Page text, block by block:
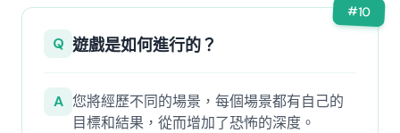
#10
Q 遊戲是如何進行的？
A 您將經歷不同的場景，每個場景都有自己的
目標和結果，從而增加了恐怖的深度。